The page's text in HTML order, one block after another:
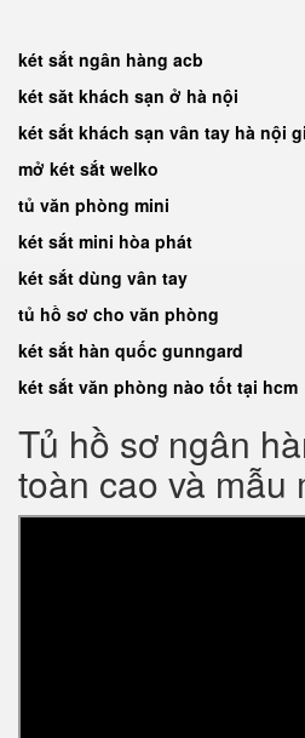
két sắt ngân hàng acb
két săt khách sạn ở hà nội
két sắt khách sạn vân tay hà nội
mở két sắt welko
tủ văn phòng mini
két sắt mini hòa phát
két sắt dùng vân tay
tủ hồ sơ cho văn phòng
két sắt hàn quốc gunngard
két sắt văn phòng nào tốt tại hcm
Tủ hồ sơ ngân
toàn cao và mẫu